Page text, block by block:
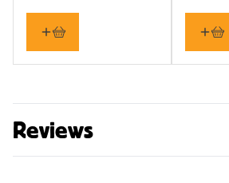
vetblokken aan de buitenzijde eten.
Eenvoudig op te
voederpaalsysteem kunt bevestigen.
een goed bereikbare plek, zodat je
Reviews